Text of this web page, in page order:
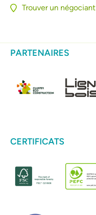
Trouver un négociant
PARTENAIRES
CERTIFICATS